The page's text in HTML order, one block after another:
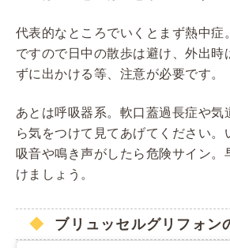
代表的なところでいくとまず熱中症
ですので日中の散歩は避け、外出時
ずに出かける等、注意が必要です。
あとは呼吸器系。軟口蓋過長症や気
ら気をつけて見てあげてください。
吸音や鳴き声がしたら危険サイン。
けましょう。
ブリュッセルグリフォン